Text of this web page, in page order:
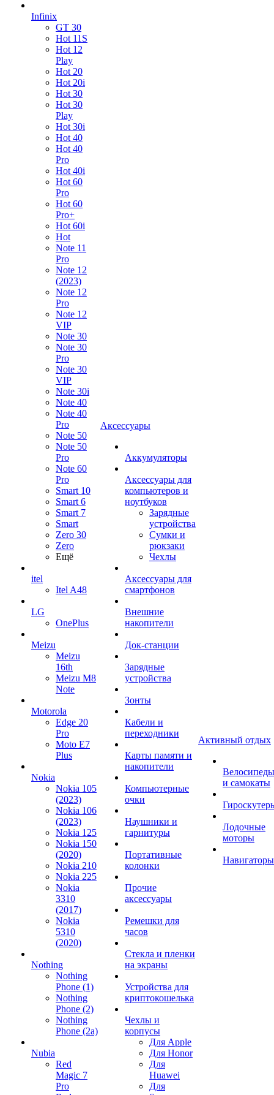
Infinix
GT 30
Hot 11S
Hot 12
Play
Hot 20
Hot 20i
Hot 30
Hot 30
Play
Hot 30i
Hot 40
Hot 40
Pro
Hot 40i
Hot 60
Pro
Hot 60
Pro+
Hot 60i
Hot
Note 11
Pro
Note 12
(2023)
Note 12
Pro
Note 12
VIP
Note 30
Note 30
Pro
Note 30
VIP
Note 30i
Note 40
Note 40
Pro
Note 50
Note 50
Pro
Note 60
Pro
Smart 10
Smart 6
Smart 7
Smart
Zero 30
Zero
Ещё
itel
Itel A48
LG
OnePlus
Meizu
Meizu
16th
Meizu M8
Note
Motorola
Edge 20
Pro
Moto E7
Plus
Nokia
Nokia 105
(2023)
Nokia 106
(2023)
Nokia 125
Nokia 150
(2020)
Nokia 210
Nokia 225
Nokia
3310
(2017)
Nokia
5310
(2020)
Nothing
Nothing
Phone (1)
Nothing
Phone (2)
Nothing
Phone (2a)
Nubia
Red
Magic 7
Pro
Аксессуары
Аккумуляторы
Аксессуары для
компьютеров и
ноутбуков
Зарядные
устройства
Сумки и
рюкзаки
Чехлы
Аксессуары для
смартфонов
Внешние
накопители
Док-станции
Зарядные
устройства
Зонты
Кабели и
переходники
Карты памяти и
накопители
Компьютерные
очки
Наушники и
гарнитуры
Портативные
колонки
Прочие
аксессуары
Ремешки для
часов
Стекла и пленки
на экраны
Устройства для
криптокошелька
Чехлы и
корпусы
Для Apple
Для Honor
Для
Huawei
Для
Активный отдых
Велосипеды
и самокаты
Лодочные
моторы
Навигаторы